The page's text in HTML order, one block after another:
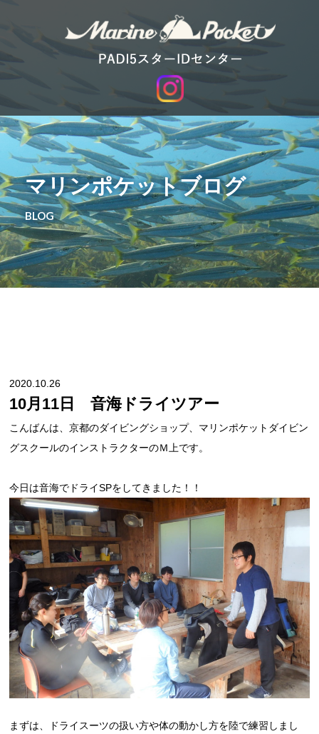
マリンポケットブログ
BLOG
2020.10.26
10月11日 音海ドライツアー
こんばんは、京都のダイビングショップ、マリンポケットダイビン
グスクールのインストラクターのＭ上です。
今日は音海でドライSPをしてきました！！
まずは、ドライスーツの扱い方や体の動かし方を陸で練習しまし